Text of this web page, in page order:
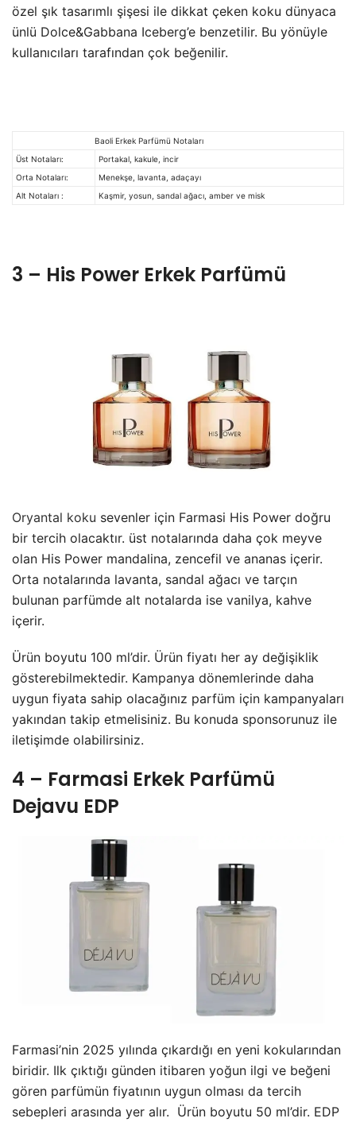
özel şık tasarımlı şişesi ile dikkat çeken koku dünyaca
ünlü Dolce&Gabbana Iceberg’e benzetilir. Bu yönüyle
kullanıcıları tarafından çok beğenilir.
Baoli Erkek Parfümü Notaları
Üst Notaları:
Portakal, kakule, incir
Orta Notaları:
Menekşe, lavanta, adaçayı
Alt Notaları :
Kaşmir, yosun, sandal ağacı, amber ve misk
3 – His Power Erkek Parfümü
Oryantal koku sevenler için Farmasi His Power doğru
bir tercih olacaktır. üst notalarında daha çok meyve
olan His Power mandalina, zencefil ve ananas içerir.
Orta notalarında lavanta, sandal ağacı ve tarçın
bulunan parfümde alt notalarda ise vanilya, kahve
içerir.
Ürün boyutu 100 ml’dir. Ürün fiyatı her ay değişiklik
gösterebilmektedir. Kampanya dönemlerinde daha
uygun fiyata sahip olacağınız parfüm için kampanyaları
yakından takip etmelisiniz. Bu konuda sponsorunuz ile
iletişimde olabilirsiniz.
4 – Farmasi Erkek Parfümü
Dejavu EDP
Farmasi’nin 2025 yılında çıkardığı en yeni kokularından
biridir. Ilk çıktığı günden itibaren yoğun ilgi ve beğeni
gören parfümün fiyatının uygun olması da tercih
sebepleri arasında yer alır. Ürün boyutu 50 ml’dir. EDP